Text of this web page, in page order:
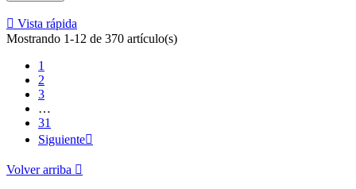
 Vista rápida
Mostrando 1-12 de 370 artículo(s)
1
2
3
…
31
Siguiente
Volver arriba 